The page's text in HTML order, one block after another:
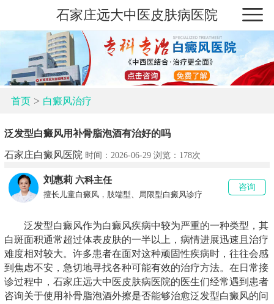
石家庄远大中医皮肤病医院
首页> 白癜风治疗
泛发型白癜风用补骨脂泡酒有治好的吗
石家庄白癜风医院 时间：2026-06-29 浏览： 178次
刘惠莉 六科主任
擅长儿童白癜风，肢端型、局限型白癜风诊疗
咨询
泛发型白癜风作为白癜风疾病中较为严重的一种类型，其
白斑面积通常超过体表皮肤的一半以上，病情进展迅速且治疗
难度相对较大。许多患者在面对这种顽固性疾病时，往往会感
到焦虑不安，急切地寻找各种可能有效的治疗方法。在日常接
诊过程中，石家庄远大中医皮肤病医院的医生们经常遇到患者
咨询关于使用补骨脂泡酒外擦是否能够治愈泛发型白癜风的问